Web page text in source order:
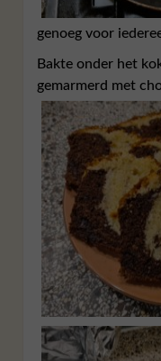
genoeg voor
Bakte onder het
gemarmerd met